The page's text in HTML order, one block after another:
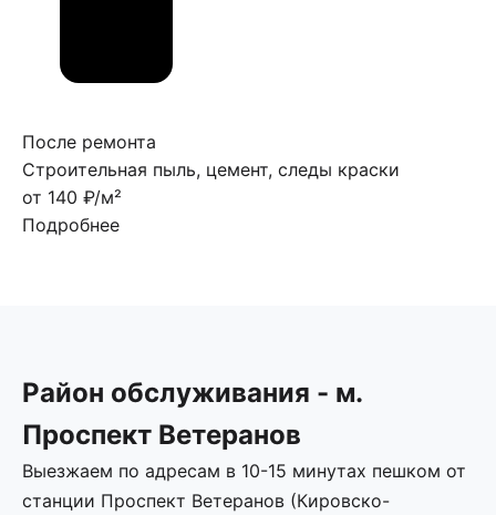
После ремонта
Строительная пыль, цемент, следы краски
от 140 ₽/м²
Подробнее
Район обслуживания - м.
Проспект Ветеранов
Выезжаем по адресам в 10-15 минутах пешком от
станции Проспект Ветеранов (Кировско-